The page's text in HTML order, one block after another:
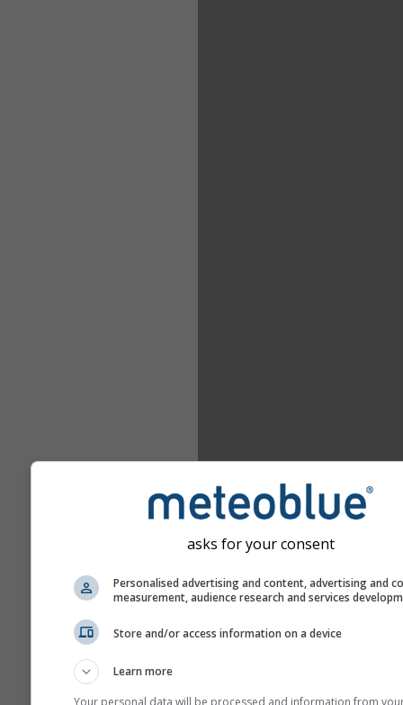
asks for your consent
Personalised advertising and content, advertising and
measurement, audience research and services
Store and/or access information on a device
Learn more
Your personal data will be processed and information from